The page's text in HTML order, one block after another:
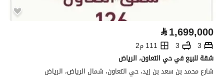
⃁1,699,000
3
3
111 م2
شقة للبيع في حي التعاون، الرياض
شارع محمد بن سعد بن زيد، حي التعاون، شمال الرياض، الرياض